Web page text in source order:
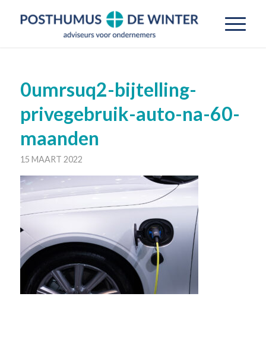
0umrsuq2-bijtelling-
privegebruik-auto-na-60-
maanden
15 MAART 2022